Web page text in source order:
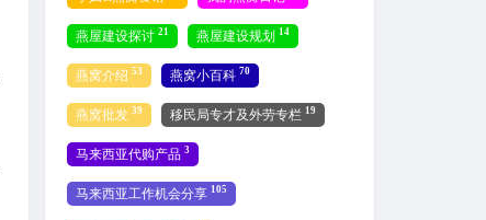
燕屋建设探讨 21 燕屋建设规划 14
燕窝介绍 53 燕窝小百科 70
燕窝批发 39 移民局专才及外劳专栏 19
马来西亚代购产品 3
马来西亚工作机会分享 105